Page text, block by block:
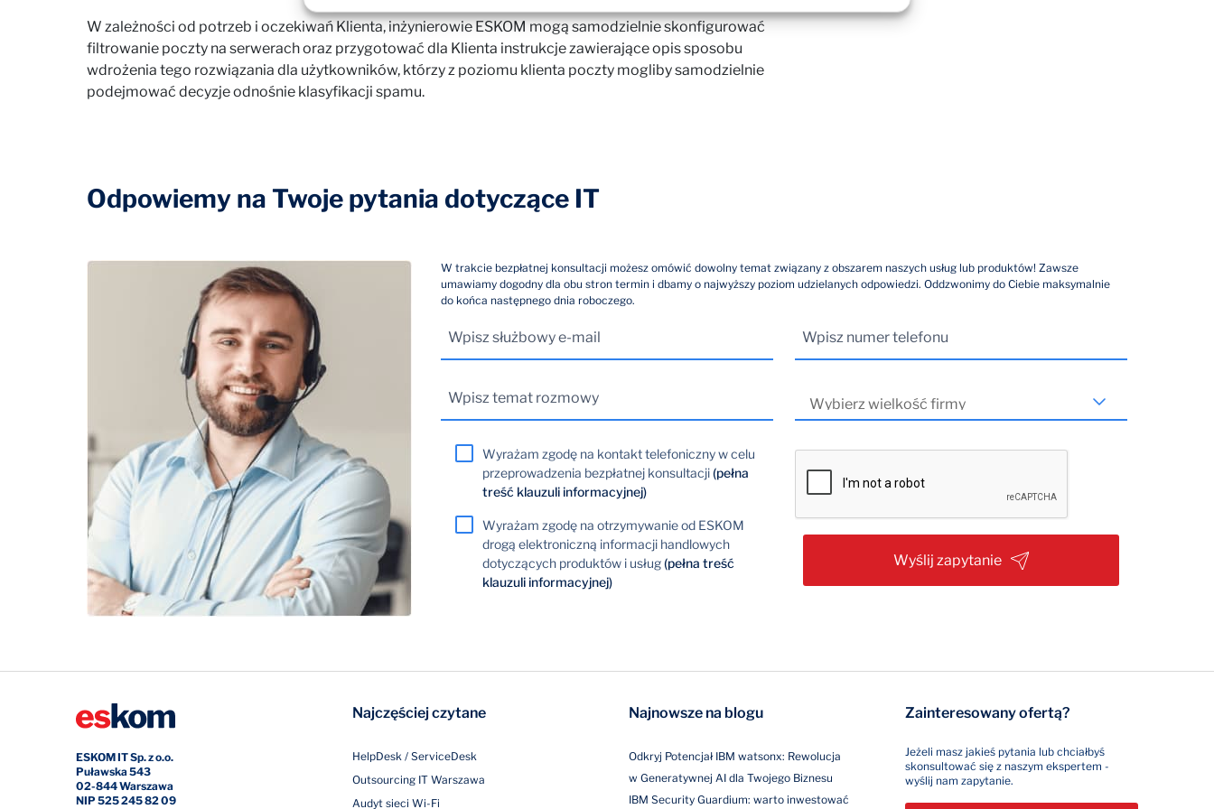
W zależności od potrzeb i oczekiwań Klienta, inżynierowie ESKOM mogą samodzielnie skonfigurować
filtrowanie poczty na serwerach oraz przygotować dla Klienta instrukcje zawierające opis sposobu
wdrożenia tego rozwiązania dla użytkowników, którzy z poziomu klienta poczty mogliby samodzielnie
podejmować decyzje odnośnie klasyfikacji spamu.
Odpowiemy na Twoje pytania dotyczące IT
W trakcie bezpłatnej konsultacji możesz omówić dowolny temat związany z obszarem naszych usług lub produktów! Zawsze
umawiamy dogodny dla obu stron termin i dbamy o najwyższy poziom udzielanych odpowiedzi. Oddzwonimy do Ciebie maksymalnie
do końca następnego dnia roboczego.
Wyrażam zgodę na kontakt telefoniczny w celu
przeprowadzenia bezpłatnej konsultacji(pełna
treść klauzuli informacyjnej)
Wyrażam zgodę na otrzymywanie od ESKOM
drogą elektroniczną informacji handlowych
dotyczących produktów i usług(pełna treść
klauzuli informacyjnej)
Wyślij zapytanie
ESKOM IT Sp. z o.o.
Puławska 543
02-844 Warszawa
NIP 525 245 82 09
Najczęściej czytane
HelpDesk / ServiceDesk
Outsourcing IT Warszawa
Audyt sieci Wi-Fi
Najnowsze na blogu
Odkryj Potencjał IBM watsonx: Rewolucja
w Generatywnej AI dla Twojego Biznesu
IBM Security Guardium: warto inwestować
Zainteresowany ofertą?
Jeżeli masz jakieś pytania lub chciałbyś
skonsultować się z naszym ekspertem -
wyślij nam zapytanie.